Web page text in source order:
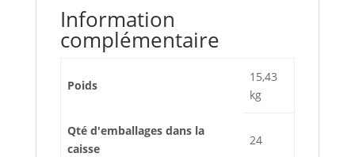
Information
complémentaire
Poids
15,43
kg
Qté d'emballages dans la
caisse
24